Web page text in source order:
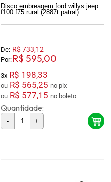
Disco embreagem ford willys jeep
f100 f75 rural (2887t patral)
De: R$ 733,12
Por: R$ 595,00
3x R$ 198,33
ou R$ 565,25
no pix
ou R$ 577,15 no boleto
Quantidade:
- +